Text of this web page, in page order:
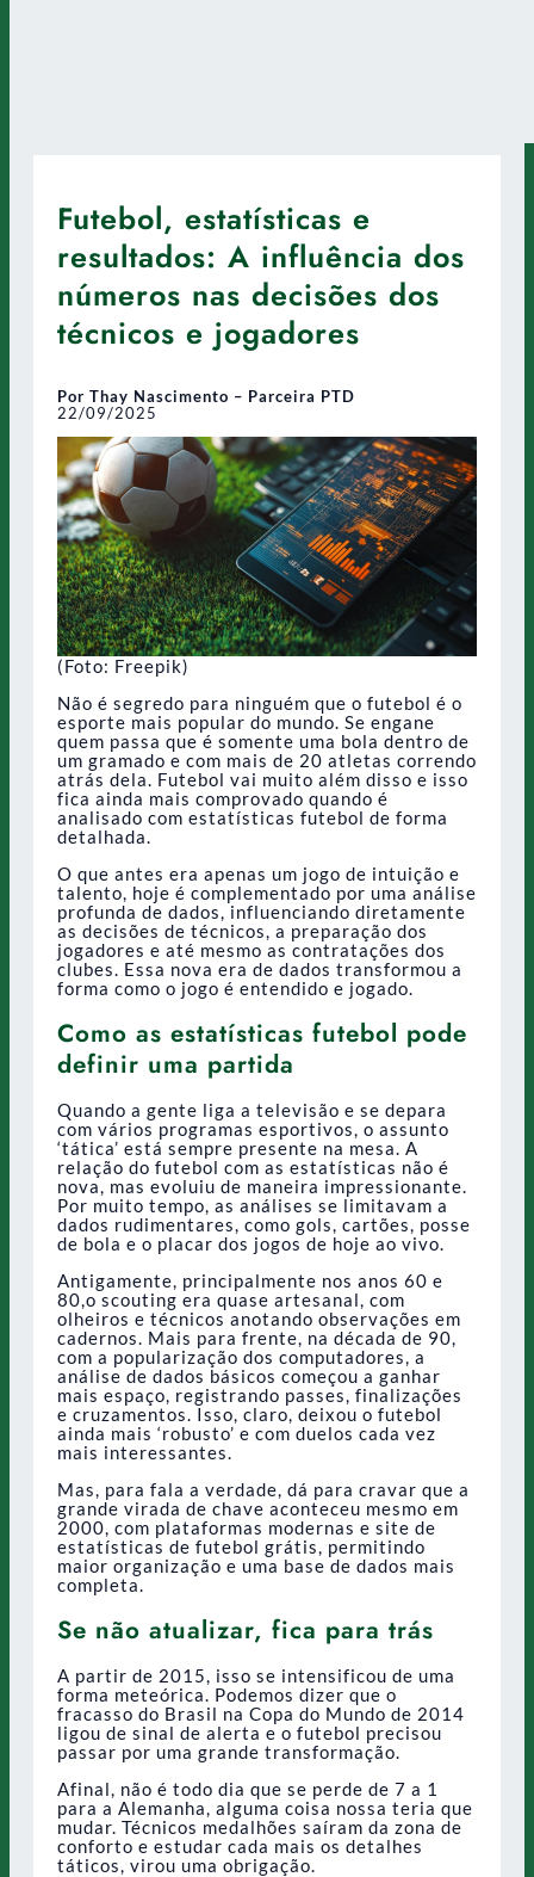
Futebol, estatísticas e
resultados: A influência dos
números nas decisões dos
técnicos e jogadores
Por Thay Nascimento – Parceira PTD
22/09/2025
(Foto: Freepik)
Não é segredo para ninguém que o futebol é o
esporte mais popular do mundo. Se engane
quem passa que é somente uma bola dentro de
um gramado e com mais de 20 atletas correndo
atrás dela. Futebol vai muito além disso e isso
fica ainda mais comprovado quando é
analisado com estatísticas futebol de forma
detalhada.
O que antes era apenas um jogo de intuição e
talento, hoje é complementado por uma análise
profunda de dados, influenciando diretamente
as decisões de técnicos, a preparação dos
jogadores e até mesmo as contratações dos
clubes. Essa nova era de dados transformou a
forma como o jogo é entendido e jogado.
Como as estatísticas futebol pode
definir uma partida
Quando a gente liga a televisão e se depara
com vários programas esportivos, o assunto
‘tática’ está sempre presente na mesa. A
relação do futebol com as estatísticas não é
nova, mas evoluiu de maneira impressionante.
Por muito tempo, as análises se limitavam a
dados rudimentares, como gols, cartões, posse
de bola e o placar dos jogos de hoje ao vivo.
Antigamente, principalmente nos anos 60 e
80,o scouting era quase artesanal, com
olheiros e técnicos anotando observações em
cadernos. Mais para frente, na década de 90,
com a popularização dos computadores, a
análise de dados básicos começou a ganhar
mais espaço, registrando passes, finalizações
e cruzamentos. Isso, claro, deixou o futebol
ainda mais ‘robusto’ e com duelos cada vez
mais interessantes.
Mas, para fala a verdade, dá para cravar que a
grande virada de chave aconteceu mesmo em
2000, com plataformas modernas e site de
estatísticas de futebol grátis, permitindo
maior organização e uma base de dados mais
completa.
Se não atualizar, fica para trás
A partir de 2015, isso se intensificou de uma
forma meteórica. Podemos dizer que o
fracasso do Brasil na Copa do Mundo de 2014
ligou de sinal de alerta e o futebol precisou
passar por uma grande transformação.
Afinal, não é todo dia que se perde de 7 a 1
para a Alemanha, alguma coisa nossa teria que
mudar. Técnicos medalhões saíram da zona de
conforto e estudar cada mais os detalhes
táticos, virou uma obrigação.